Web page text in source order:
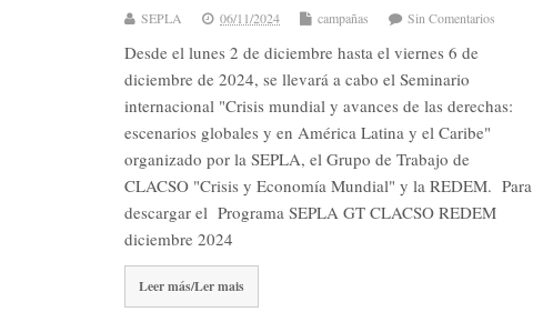
SEPLA 06/11/2024 campañas Sin Comentarios
Desde el lunes 2 de diciembre hasta el viernes 6 de
diciembre de 2024, se llevará a cabo el Seminario
internacional "Crisis mundial y avances de las derechas:
escenarios globales y en América Latina y el Caribe"
organizado por la SEPLA, el Grupo de Trabajo de
CLACSO "Crisis y Economía Mundial" y la REDEM. Para
descargar el Programa SEPLA GT CLACSO REDEM
diciembre 2024
Leer más/Ler mais